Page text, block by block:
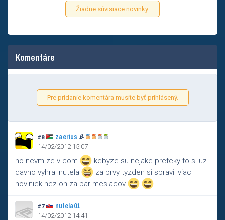
Žiadne súvisiace novinky.
Komentáre
Pre pridanie komentára musíte byť prihlásený.
#8 zaerius
14/02/2012 15:07
no nevm ze v com
kebyze su nejake preteky to si uz
davno vyhral nutela
za prvy tyzden si spravil viac
noviniek nez on za par mesiacov
#7 nutela01
14/02/2012 14:41